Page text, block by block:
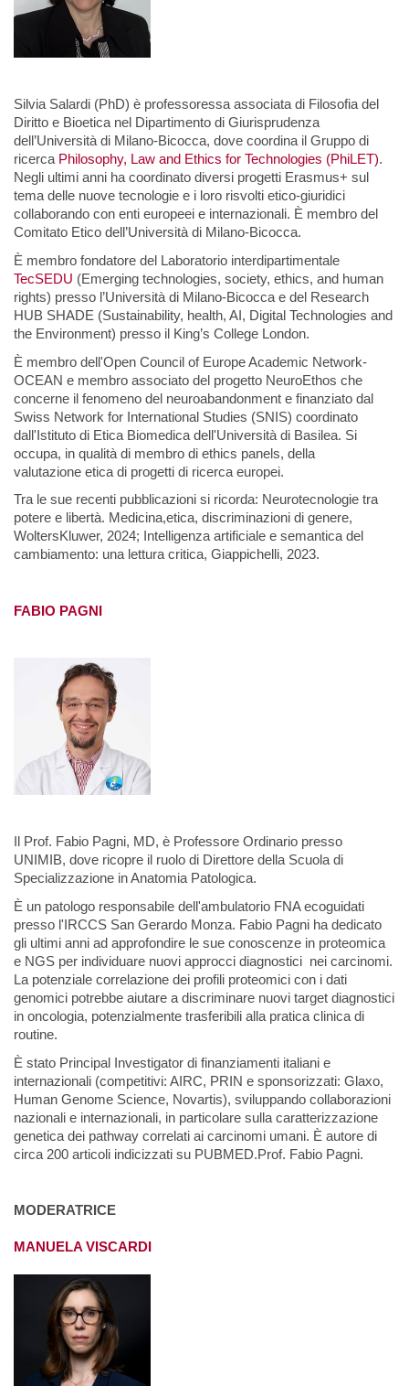
Silvia Salardi (PhD) è professoressa associata di Filosofia del
Diritto e Bioetica nel Dipartimento di Giurisprudenza
dell’Università di Milano-Bicocca, dove coordina il Gruppo di
ricerca Philosophy, Law and Ethics for Technologies (PhiLET).
Negli ultimi anni hacoordinato diversi progetti Erasmus+ sul
tema delle nuove tecnologie e i loro risvolti etico-giuridici
collaborando con enti europeei e internazionali. È membro del
Comitato Etico dell’Università di Milano-Bicocca.
È membro fondatore del Laboratorio interdipartimentale
TecSEDU (Emerging technologies, society, ethics, and human
rights) presso l’Università di Milano-Bicocca e del Research
HUB SHADE (Sustainability, health, AI, Digital Technologies and
the Environment) presso il King’s College London.
È membro dell'Open Council of Europe Academic Network-
OCEAN e membro associato del progetto NeuroEthos che
concerne il fenomeno del neuroabandonment e finanziato dal
Swiss Network for International Studies (SNIS) coordinato
dall'Istituto di Etica Biomedica dell'Università di Basilea. Si
occupa, in qualità di membro di ethics panels, della
valutazione etica di progetti di ricerca europei.
Tra le sue recenti pubblicazioni si ricorda: Neurotecnologie tra
potere e libertà. Medicina,etica, discriminazioni di genere,
WoltersKluwer, 2024; Intelligenza artificiale e semanticadel
cambiamento: una lettura critica, Giappichelli, 2023.
FABIO PAGNI
Il Prof. Fabio Pagni, MD, è Professore Ordinario presso
UNIMIB, dove ricopre il ruolo di Direttore della Scuola di
Specializzazione in Anatomia Patologica.
È un patologo responsabile dell'ambulatorio FNA ecoguidati
presso l'IRCCS San Gerardo Monza. Fabio Pagni ha dedicato
gli ultimi anni ad approfondire le sue conoscenze in proteomica
e NGS per individuare nuovi approcci diagnostici nei carcinomi.
La potenziale correlazione dei profili proteomici con i dati
genomici potrebbe aiutare a discriminare nuovi target diagnostici
in oncologia, potenzialmente trasferibili alla pratica clinica di
routine.
È stato Principal Investigator di finanziamenti italiani e
internazionali (competitivi: AIRC, PRIN e sponsorizzati: Glaxo,
Human Genome Science, Novartis), sviluppando collaborazioni
nazionali e internazionali, in particolare sulla caratterizzazione
genetica dei pathway correlati ai carcinomi umani. È autore di
circa 200 articoli indicizzati su PUBMED.Prof. Fabio Pagni.
MODERATRICE
MANUELA VISCARDI